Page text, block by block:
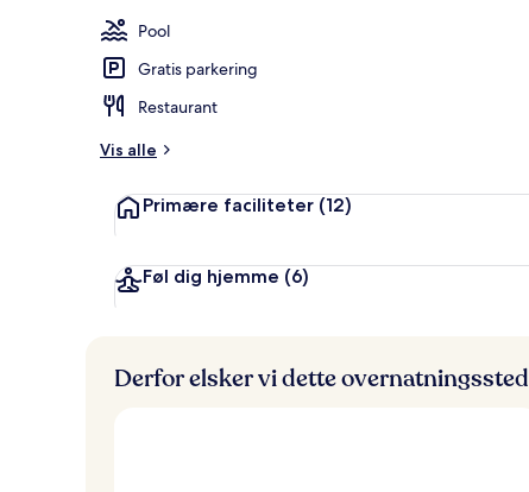
Pool
Gratis parkering
Restaurant
Vis alle
Primære faciliteter (12)
Føl dig hjemme (6)
Derfor elsker vi dette overnatningssted